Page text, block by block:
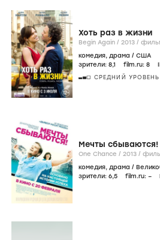
Хоть раз в жизни
Begin Again / 2013 /
комедия, драма / США
зрители: 8,1 film.ru: 8
СРЕДНИЙ УРОВЕНЬ
Мечты сбываются!
One Chance / 2013 /
комедия, драма /
зрители: 6,5 film.ru: –